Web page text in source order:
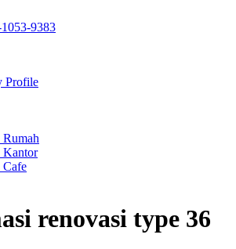
9383
Profile
Rumah
Kantor
Cafe
renovasi type 36